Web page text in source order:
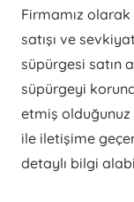
Firmamız
satışı ve
süpürgesi satın
süpürgeyi
etmiş olduğunuz
ile iletişime
detaylı bilgi